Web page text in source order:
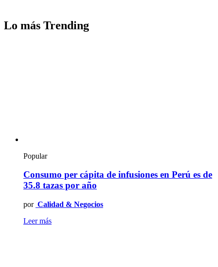
Lo más Trending
Popular
Consumo per cápita de infusiones en Perú es de
35.8 tazas por año
por Calidad & Negocios
Leer más